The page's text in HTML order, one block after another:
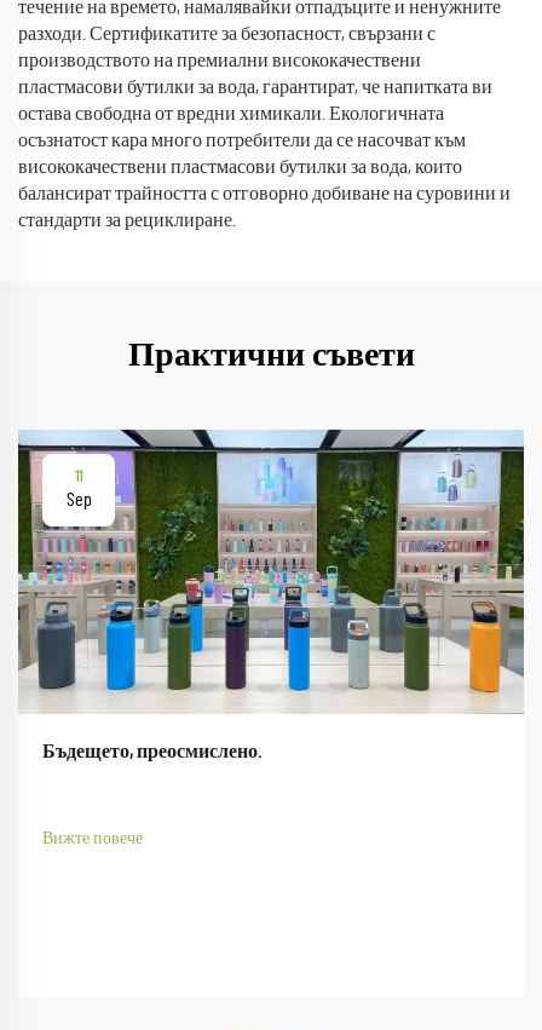
течение на времето, намалявайки отпадъците и ненужните
разходи. Сертификатите за безопасност, свързани с
производството на премиални висококачествени
пластмасови бутилки за вода, гарантират, че напитката ви
остава свободна от вредни химикали. Екологичната
осъзнатост кара много потребители да се насочват към
висококачествени пластмасови бутилки за вода, които
балансират трайността с отговорно добиване на суровини и
стандарти за рециклиране.
Практични съвети
11
Sep
Бъдещето, преосмислено.
Вижте повече